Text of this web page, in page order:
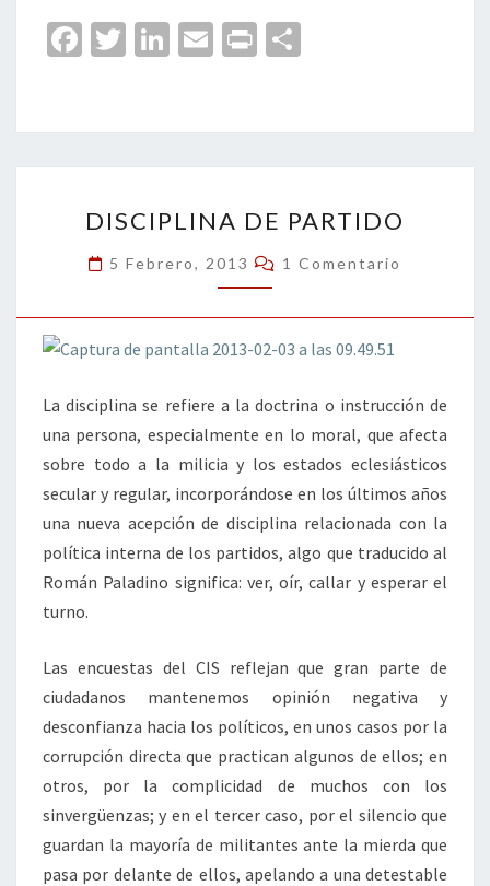
Fa
o
o
k
T
er
Li
dI
n
E
l
Pr
p
ar
tir
DE
PARTIDO
DISCIPLINA DE PARTIDO
5 Febrero, 2013 Comentarios
1 Comentario
La disciplina se refiere a la doctrina o instrucción de
una persona, especialmente en lo moral, que afecta
sobre todo a la milicia y los estados eclesiásticos
secular y regular, incorporándose en los últimos años
una nueva acepción de disciplina relacionada con la
política interna de los partidos, algo que traducido al
Román Paladino significa: ver, oír, callar y esperar el
turno.
Las encuestas del CIS reflejan que gran parte de
ciudadanos mantenemos opinión negativa y
desconfianza hacia los políticos, en unos casos por la
corrupción directa que practican algunos de ellos; en
otros, por la complicidad de muchos con los
sinvergüenzas; y en el tercer caso, por el silencio que
guardan la mayoría de militantes ante la mierda que
pasa por delante de ellos, apelando a una detestable